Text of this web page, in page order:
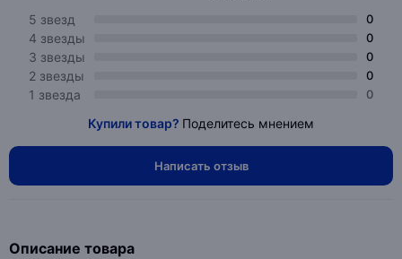
5 звезд
0
4 звезды 0
3 звезды 0
2 звезды 0
1 звезда 0
Купили товар? Поделитесь мнением
Написать отзыв
Описание товара